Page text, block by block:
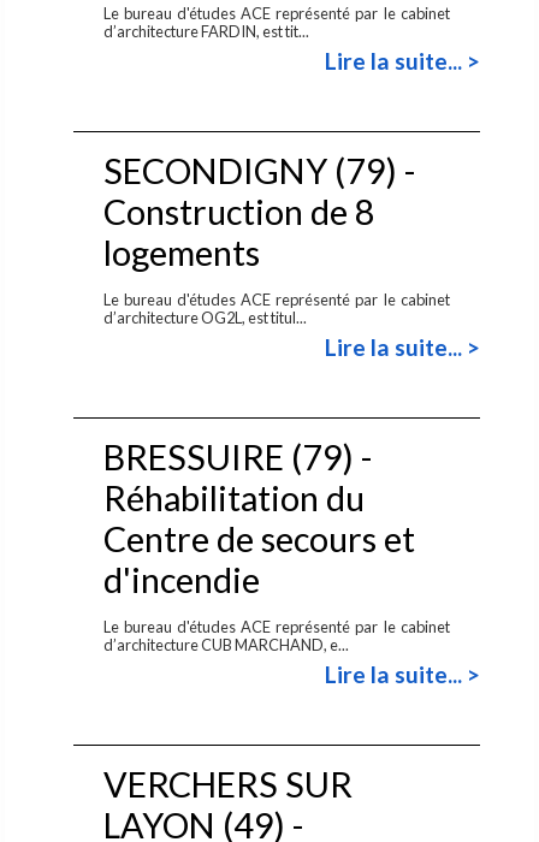
Le bureau d'études ACE représenté par le cabinet
d’architecture FARDIN, est tit...
Lire la suite... >
SECONDIGNY (79) -
Construction de 8
logements
Le bureau d'études ACE représenté par le cabinet
d’architecture OG2L, est titul...
Lire la suite... >
BRESSUIRE (79) -
Réhabilitation du
Centre de secours et
d'incendie
Le bureau d'études ACE représenté par le cabinet
d’architecture CUB MARCHAND, e...
Lire la suite... >
VERCHERS SUR
LAYON (49) -